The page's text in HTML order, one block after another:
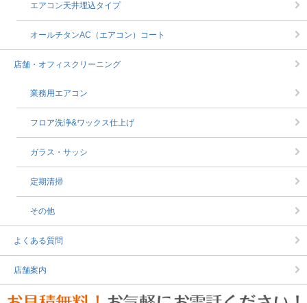
エアコン天井埋込タイプ
オールチタンAC（エアコン）コート
店舗・オフィスクリーニング
業務用エアコン
フロア洗浄&ワックス仕上げ
ガラス・サッシ
定期清掃
その他
よくある質問
店舗案内